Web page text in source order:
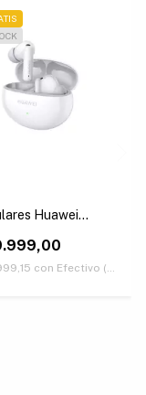
Huawei
con Efectivo (Únicamente retirando en nuestras sucursales)